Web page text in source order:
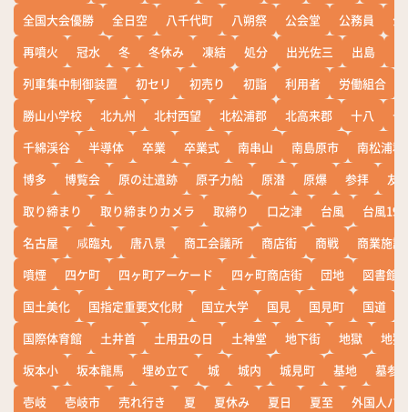
全国大会優勝
全日空 八千代町 八朔祭 公会堂 公務員
公
再噴火
冠水 冬 冬休み 凍結 処分 出光佐三 出島
列車集中制御装置
初セリ 初売り 初詣 利用者 労働組合
勝山小学校
北九州 北村西望 北松浦郡 北高来郡 十八
十
千綿渓谷
半導体 卒業 卒業式 南串山 南島原市
南松浦郡
博多
博覧会 原の辻遺跡 原子力船 原潜 原爆 参拝
友
取り締まり
取り締まりカメラ 取締り 口之津 台風
台風19
名古屋
咸臨丸 唐八景 商工会議所 商店街 商戦
商業施設
噴煙
四ケ町 四ヶ町アーケード 四ヶ町商店街 団地
図書館
国土美化
国指定重要文化財 国立大学 国見 国見町 国道
国際体育館
土井首 土用丑の日 土神堂 地下街 地獄
地獄
坂本小
坂本龍馬 埋め立て 城 城内 城見町 基地
墓参
壱岐
壱岐市 売れ行き 夏 夏休み 夏日 夏至
外国人バ